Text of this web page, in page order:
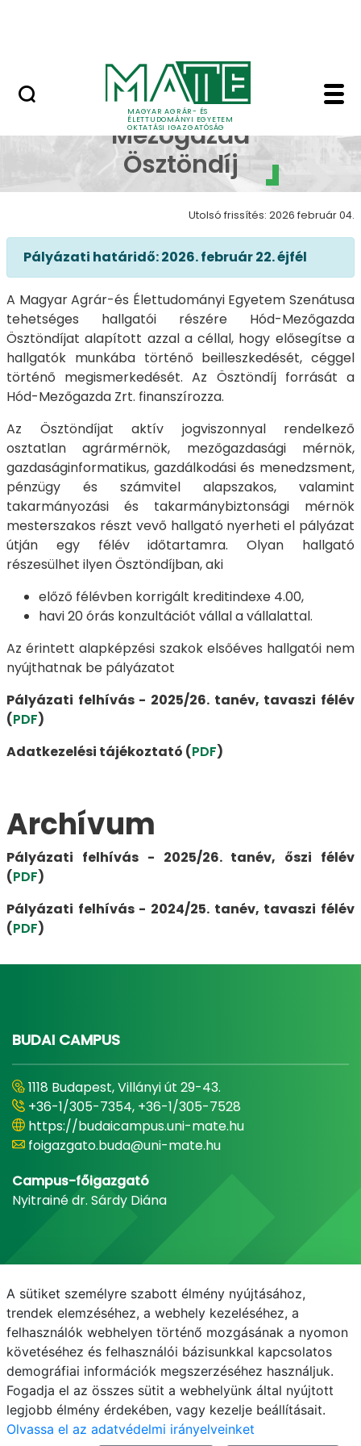
MAGYAR AGRÁR- ÉS
ÉLETTUDOMÁNYI EGYETEM
OKTATÁSI IGAZGATÓSÁG
Hód-Mezőgazda
Hód-
Mezőgazda
Ösztöndíj
Utolsó frissítés: 2026 február 04.
Pályázati határidő: 2026. február 22. éjfél
A Magyar Agrár-és Élettudományi Egyetem Szenátusa
tehetséges hallgatói részére Hód-Mezőgazda
Ösztöndíjat alapított azzal a céllal, hogy elősegítse a
hallgatók munkába történő beilleszkedését, céggel
történő megismerkedését. Az Ösztöndíj forrását a
Hód-Mezőgazda Zrt. finanszírozza.
Az Ösztöndíjat aktív jogviszonnyal rendelkező
osztatlan agrármérnök, mezőgazdasági mérnök,
gazdaságinformatikus, gazdálkodási és menedzsment,
pénzügy és számvitel alapszakos, valamint
takarmányozási és takarmánybiztonsági mérnök
mesterszakos részt vevő hallgató nyerheti el pályázat
útján egy félév időtartamra. Olyan hallgató
részesülhet ilyen Ösztöndíjban, aki
előző félévben korrigált kreditindexe 4.00,
havi 20 órás konzultációt vállal a vállalattal.
Az érintett alapképzési szakok elsőéves hallgatói nem
nyújthatnak be pályázatot
Pályázati felhívás - 2025/26. tanév, tavaszi félév
(PDF)
Adatkezelési tájékoztató (PDF)
Archívum
Pályázati felhívás - 2025/26. tanév, őszi félév
(PDF)
Pályázati felhívás - 2024/25. tanév, tavaszi félév
(PDF)
BUDAI CAMPUS
1118 Budapest, Villányi út 29-43.
+36-1/305-7354, +36-1/305-7528
https://budaicampus.uni-mate.hu
foigazgato.buda@uni-mate.hu
Campus-főigazgató
Nyitrainé dr. Sárdy Diána
E-mail Telefonkönyv NEPTUN E-learning
A sütiket személyre szabott élmény nyújtásához,
trendek elemzéséhez, a webhely kezeléséhez, a
felhasználók webhelyen történő mozgásának a nyomon
követéséhez és felhasználói bázisunkkal kapcsolatos
demográfiai információk megszerzéséhez használjuk.
Fogadja el az összes sütit a webhelyünk által nyújtott
legjobb élmény érdekében, vagy kezelje beállításait.
Olvassa el az adatvédelmi irányelveinket